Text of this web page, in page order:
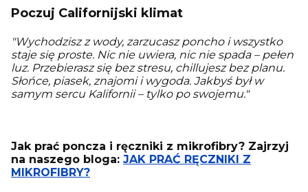
Poczuj Californijski klimat
"Wychodzisz z wody, zarzucasz poncho i wszystko
staje się proste. Nic nie uwiera, nic nie spada – pełen
luz. Przebierasz się bez stresu, chillujesz bez planu.
Słońce, piasek, znajomi i wygoda. Jakbyś był w
samym sercu Kalifornii – tylko po swojemu."
Jak prać poncza i ręczniki z mikrofibry? Zajrzyj
na naszego bloga: JAK PRAĆ RĘCZNIKI Z
MIKROFIBRY?